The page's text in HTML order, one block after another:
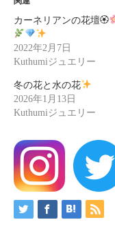
カーネリアンの花壇🏵
2022年2月7日
Kuthumiジュエリー
冬の花と水の花
2026年1月13日
Kuthumiジュエリー